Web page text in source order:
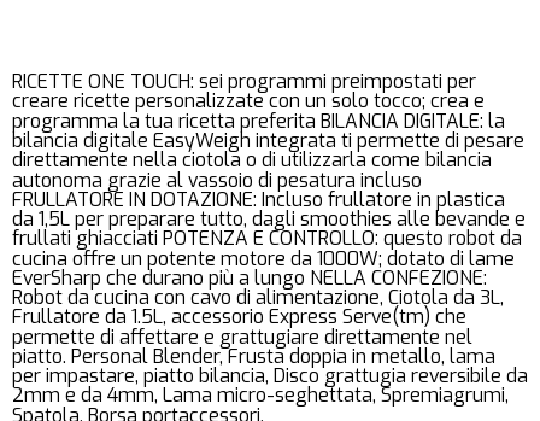
RICETTE ONE TOUCH: sei programmi preimpostati per
creare ricette personalizzate con un solo tocco; crea e
programma la tua ricetta preferita BILANCIA DIGITALE: la
bilancia digitale EasyWeigh integrata ti permette di pesare
direttamente nella ciotola o di utilizzarla come bilancia
autonoma grazie al vassoio di pesatura incluso
FRULLATORE IN DOTAZIONE: Incluso frullatore in plastica
da 1,5L per preparare tutto, dagli smoothies alle bevande e
frullati ghiacciati POTENZA E CONTROLLO: questo robot da
cucina offre un potente motore da 1000W; dotato di lame
EverSharp che durano più a lungo NELLA CONFEZIONE:
Robot da cucina con cavo di alimentazione, Ciotola da 3L,
Frullatore da 1.5L, accessorio Express Serve(tm) che
permette di affettare e grattugiare direttamente nel
piatto. Personal Blender, Frusta doppia in metallo, lama
per impastare, piatto bilancia, Disco grattugia reversibile da
2mm e da 4mm, Lama micro-seghettata, Spremiagrumi,
Spatola, Borsa portaccessori.